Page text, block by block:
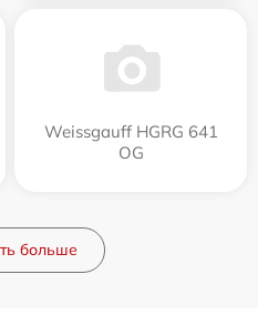
Weissgauff HGRG 641
OG
больше